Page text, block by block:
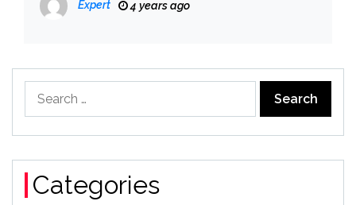
Expert 4 years ago
for:
Categories